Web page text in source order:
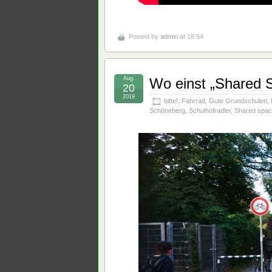
Posted by admin at 18:54
Wo einst „Shared
bitte! Fahrrad Gute Grundschulen
Schöneberg Schulhofradler, Shared
Aug.
20
2019